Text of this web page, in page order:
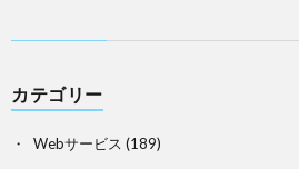
カテゴリー
Webサービス (189)